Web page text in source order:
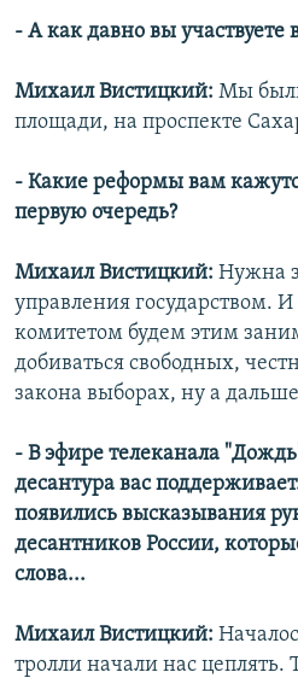
- А как давно вы участвуете
Михаил Вистицкий: Мы
площади, на проспекте
- Какие реформы вам
первую очередь?
Михаил Вистицкий: Нужна
управления государством.
комитетом будем этим
добиваться свободных,
закона выборах, ну а
- В эфире телеканала
десантура вас
появились высказывания
десантников России,
слова...
Михаил Вистицкий:
тролли начали нас